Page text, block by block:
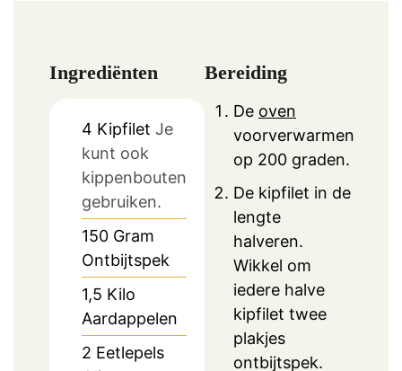
Ingrediënten
4 Kipfilet Je
kunt ook
kippenbouten
gebruiken.
150 Gram
Ontbijtspek
1,5 Kilo
Aardappelen
2 Eetlepels
Bereiding
De oven
voorverwarmen
op 200 graden.
De kipfilet in de
lengte
halveren.
Wikkel om
iedere halve
kipfilet twee
plakjes
ontbijtspek.